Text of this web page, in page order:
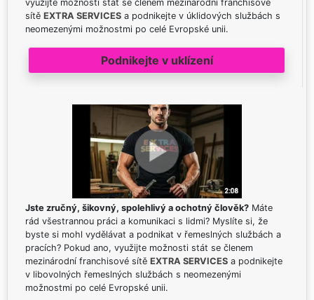
využijte možnosti stát se členem mezinárodní franchisové
sítě EXTRA SERVICES a podnikejte v úklidových službách s
neomezenými možnostmi po celé Evropské unii.
Podnikejte v uklízení
Jste zručný, šikovný, spolehlivý a ochotný člověk? Máte
rád všestrannou práci a komunikaci s lidmi? Myslíte si, že
byste si mohl vydělávat a podnikat v řemeslných službách a
pracích? Pokud ano, využijte možnosti stát se členem
mezinárodní franchisové sítě EXTRA SERVICES a podnikejte
v libovolných řemeslných službách s neomezenými
možnostmi po celé Evropské unii.